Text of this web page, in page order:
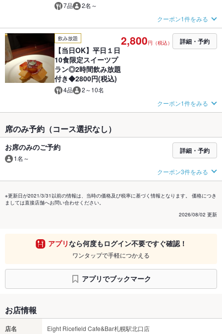
7品 2名～
クーポン1件をみる
飲み放題
【当日OK】平日１日
10食限定スイーツプ
ラン◎2時間飲み放題
付き◆2800円(税込)
4品 2～10名
2,800円（税込） 詳細・予約
クーポン1件をみる
席のみ予約（コース選択なし）
お席のみのご予約
1名～
詳細・予約
クーポン3件をみる
※更新日が2021/3/31以前の情報は、当時の価格及び税率に基づく情報となります。 価格につき
ましては直接店舗へお問い合わせください。
2026/08/02 更新
アプリなら何度もログイン不要ですぐ確認！
ワンタップで手軽につかえる
アプリでブックマーク
お店情報
店名 Eight Ricefield Cafe&Bar札幌駅北口店